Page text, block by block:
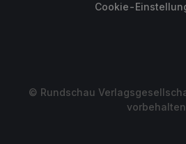
Cookie-
© Rundschau
vorbehalten